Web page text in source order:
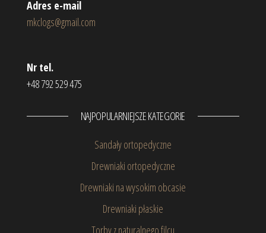
Adres e-mail
mkclogs@gmail.com
Nr tel.
+48 792 529 475
NAJPOPULARNIEJSZE KATEGORIE
Sandały ortopedyczne
Drewniaki ortopedyczne
Drewniaki na wysokim obcasie
Drewniaki płaskie